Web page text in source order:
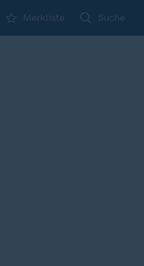
Merkliste Suche